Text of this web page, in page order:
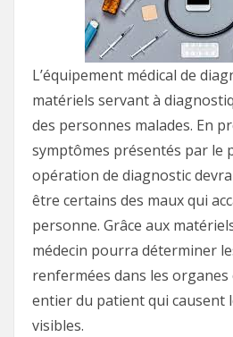
L’équipement médical de
matériels servant à
des personnes malades. En
symptômes présentés par le
opération de diagnostic
être certains des maux qui
personne. Grâce aux
médecin pourra déterminer
renfermées dans les
entier du patient qui causent
visibles.